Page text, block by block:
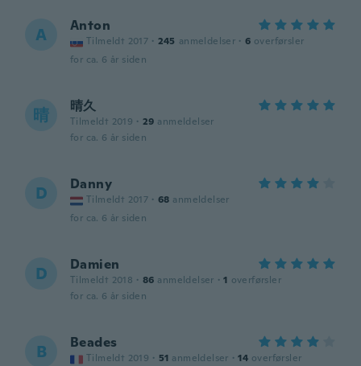
A Anton
Tilmeldt 2017 · 245 anmeldelser · 6 overførsler
for ca. 6 år siden
晴 晴久
Tilmeldt 2019 · 29 anmeldelser
for ca. 6 år siden
D Danny
Tilmeldt 2017 · 68 anmeldelser
for ca. 6 år siden
D Damien
Tilmeldt 2018 · 86 anmeldelser · 1 overførsler
for ca. 6 år siden
B Beades
Tilmeldt 2019 · 51 anmeldelser · 14 overførsler